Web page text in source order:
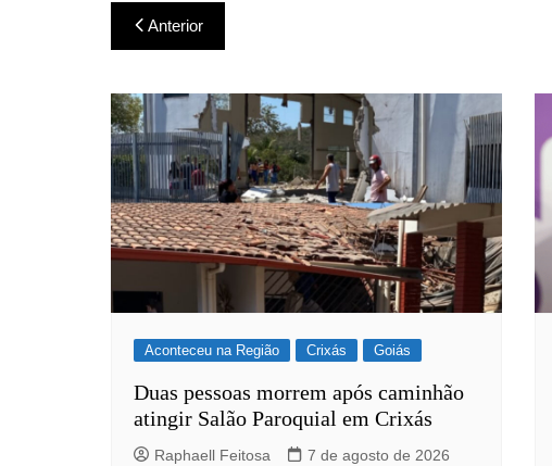
Navegação
de
Post
Anterior
Aconteceu na Região Crixás Goiás
Duas pessoas morrem após caminhão
atingir Salão Paroquial em Crixás
Raphaell Feitosa 7 de agosto de 2026